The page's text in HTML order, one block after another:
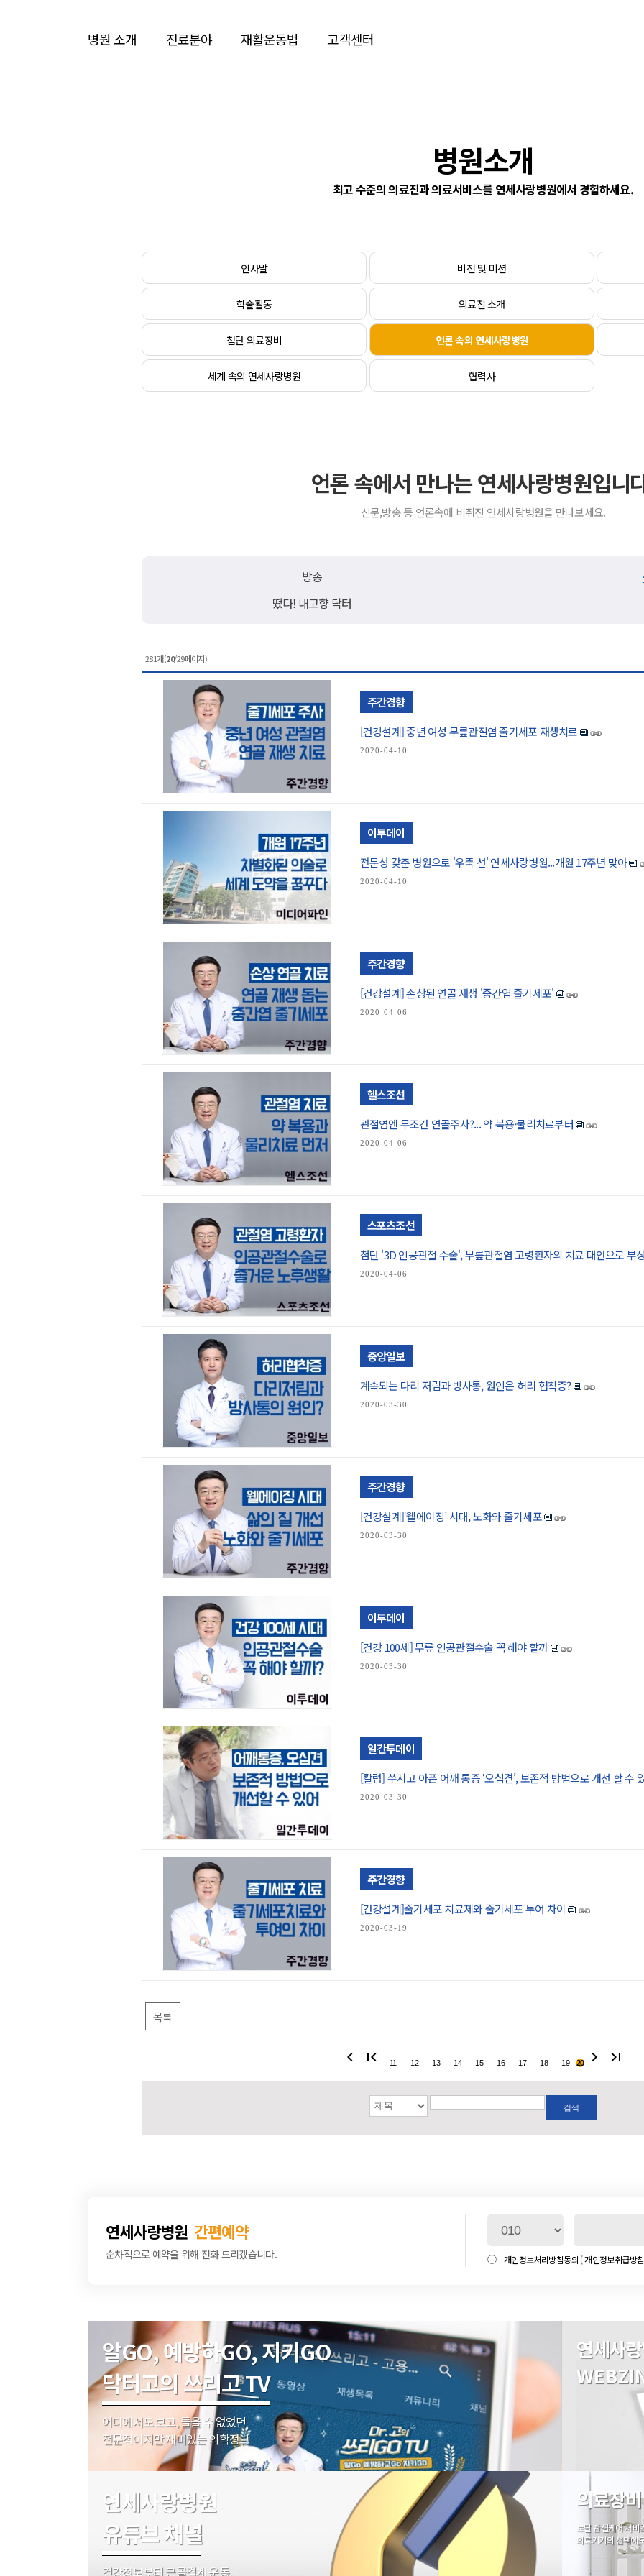
병원 소개 진료분야 재활운동법 고객센터
병원소개
최고 수준의 의료진과 의료서비스를 연세사랑병원에서 경험하세요.
인사말 비전 및 미션
학술활동 의료진 소개
첨단 의료장비 언론 속의 연세사랑병원
세계 속의 연세사랑병원 협력사
언론 속에서 만나는 연세사랑병원입니
신문,방송 등 언론속에 비춰진 연세사랑병원을 만나보세요.
방송
떴다! 내고향 닥터
281개(20/29페이지)
주간경향
[건강설계] 중년 여성 무릎관절염 줄기세포 재생치료
2020-04-10
이투데이
전문성 갖춘 병원으로 '우뚝 선' 연세사랑병원...개원 17주년 맞아
2020-04-10
주간경향
[건강설계] 손상된 연골 재생 '중간엽 줄기세포'
2020-04-06
헬스조선
관절염엔 무조건 연골주사?... 약 복용·물리치료부터
2020-04-06
스포츠조선
첨단 '3D 인공관절 수술', 무릎관절염 고령환자의 치료 대안으로 부
2020-04-06
중앙일보
계속되는 다리 저림과 방사통, 원인은 허리 협착증?
2020-03-30
주간경향
[건강설계]‘웰에이징’ 시대, 노화와 줄기세포
2020-03-30
이투데이
[건강 100세] 무릎 인공관절수술 꼭 해야 할까
2020-03-30
일간투데이
[칼럼] 쑤시고 아픈 어깨 통증 ‘오십견’, 보존적 방법으로 개선 할 수
2020-03-30
주간경향
[건강설계]줄기세포 치료제와 줄기세포 투여 차이
2020-03-19
목록
chevron_left first_page 11 12 13 14 15 16 17 18 19 20 chevron_right last_page
검색
연세사랑병원 간편예약
순차적으로 예약을 위해 전화 드리겠습니다. 개인정보처리방침동의 [ 개인정보취급방
알GO, 예방하GO, 지키GO
닥터고의 쓰리고 TV
어디에서도 보고, 들을 수 없었던
전문적이지만 재미있는 의학정보
연세사랑병원
유튜브 채널
건강정보부터 근골격계 운동,
연세사
의료장비
토탈 관절케어 서비
의료기기의 선택에